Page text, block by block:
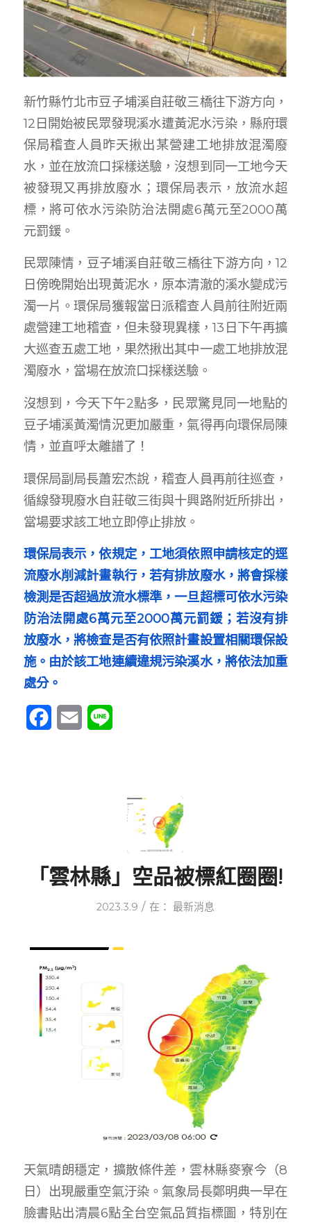
新竹縣竹北市豆子埔溪自莊敬三橋往下游方向，
12日開始被民眾發現溪水遭黃泥水污染，縣府環
保局稽查人員昨天揪出某營建工地排放混濁廢
水，並在放流口採樣送驗，沒想到同一工地今天
被發現又再排放廢水；環保局表示，放流水超
標，將可依水污染防治法開處6萬元至2000萬
元罰鍰。
民眾陳情，豆子埔溪自莊敬三橋往下游方向，12
日傍晚開始出現黃泥水，原本清澈的溪水變成污
濁一片。環保局獲報當日派稽查人員前往附近兩
處營建工地稽查，但未發現異樣，13日下午再擴
大巡查五處工地，果然揪出其中一處工地排放混
濁廢水，當場在放流口採樣送驗。
沒想到，今天下午2點多，民眾驚見同一地點的
豆子埔溪黃濁情況更加嚴重，氣得再向環保局陳
情，並直呼太離譜了！
環保局副局長蕭宏杰說，稽查人員再前往巡查，
循線發現廢水自莊敬三街與十興路附近所排出，
當場要求該工地立即停止排放。
環保局表示，依規定，工地須依照申請核定的逕
流廢水削減計畫執行，若有排放廢水，將會採樣
檢測是否超過放流水標準，一旦超標可依水污染
防治法開處6萬元至2000萬元罰鍰；若沒有排
放廢水，將檢查是否有依照計畫設置相關環保設
施。由於該工地連續違規污染溪水，將依法加重
處分。
Facebook
Email
「雲林縣」空品被標紅圈圈!
2023.3.9 / 在： 最新消息
天氣晴朗穩定，擴散條件差，雲林縣麥寮今（8
日）出現嚴重空氣汙染。氣象局長鄭明典一早在
臉書貼出清晨6點全台空氣品質指標圖，特別在